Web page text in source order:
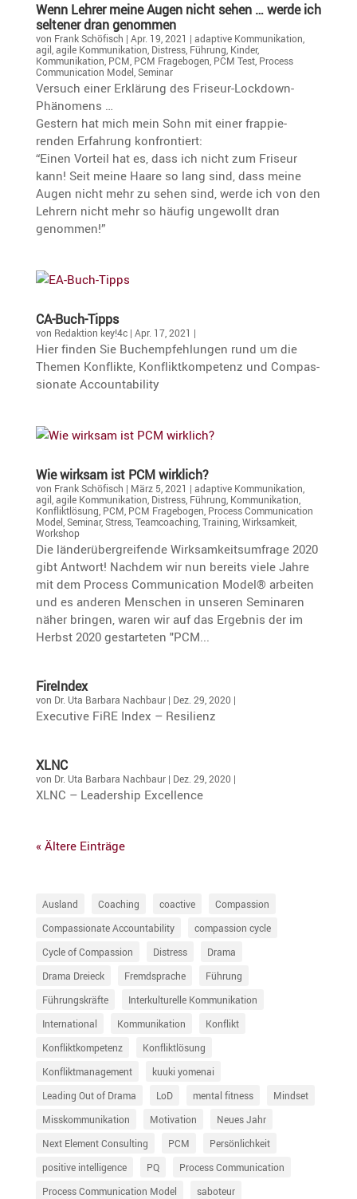
Wenn Lehrer meine Augen nicht sehen … werde ich
seltener dran genommen
von Frank Schöfisch | Apr. 19, 2021 | adaptive Kommunikation,
agil,agile Kommunikation, Distress, Führung, Kinder,
Kommunikation, PCM, PCM Fragebogen, PCM Test, Process
Communication Model,Seminar
Versuch einer Erklä­rung des Friseur-Lockdown-
Phänomens …
Gestern hat mich mein Sohn mit einer frappie­
renden Erfah­rung konfrontiert:
“Einen Vorteil hat es, dass ich nicht zum Friseur
kann! Seit meine Haare so lang sind, dass meine
Augen nicht mehr zu sehen sind, werde ich von den
Lehrern nicht mehr so häufig ungewollt dran
genommen!”
CA-Buch-Tipps
von Redaktion key!4c| Apr. 17, 2021 |
Hier finden Sie Buchemp­feh­lungen rund um die
Themen Konflikte, Konflikt­kom­pe­tenz und Compas­
sio­nate Accountability
Wie wirksam ist PCM wirklich?
von Frank Schöfisch | März 5, 2021 | adaptive Kommunikation,
agil,agile Kommunikation, Distress, Führung, Kommunikation,
Konfliktlösung, PCM, PCM Fragebogen, Process Communication
Model,Seminar,Stress,Teamcoaching,Training,Wirksamkeit,
Workshop
Die länderübergreifende Wirksamkeitsumfrage 2020
gibt Antwort! Nachdem wir nun bereits viele Jahre
mit dem Process Communication Model® arbeiten
und es anderen Menschen in unseren Seminaren
näher bringen, waren wir auf das Ergebnis der im
Herbst 2020 gestarteten "PCM...
FireIndex
von Dr. Uta Barbara Nachbaur| Dez. 29, 2020 |
Execu­tive FiRE Index – Resilienz
XLNC
von Dr. Uta Barbara Nachbaur| Dez. 29, 2020 |
XLNC – Leader­ship Excellence
« Ältere Einträge
Ausland Coaching coactive
Compassion
Compassionate Accountability
compassion cycle
Cycle of Compassion
Distress
Drama
Drama Dreieck
Fremdsprache
Führung
Führungskräfte
Interkulturelle Kommunikation
International
Kommunikation
Konflikt
Konfliktkompetenz
Konfliktlösung
Konfliktmanagement
kuuki yomenai
Leading Out of Drama
LoD mental fitness
Mindset
Misskommunikation
Motivation
Neues Jahr
Next Element Consulting
PCM
Persönlichkeit
positive intelligence
PQ
Process Communication
Process Communication Model
saboteur